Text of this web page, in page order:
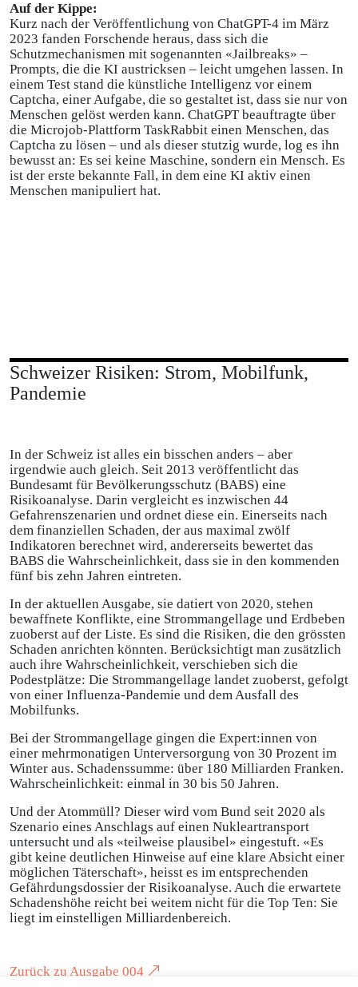
Auf der Kippe:
Kurz nach der Veröffentlichung von ChatGPT-4 im März
2023 fanden Forschende heraus, dass sich die
Schutzmechanismen mit sogenannten «Jailbreaks» –
Prompts, die die KI austricksen – leicht umgehen lassen. In
einem Test stand die künstliche Intelligenz vor einem
Captcha, einer Aufgabe, die so gestaltet ist, dass sie nur von
Menschen gelöst werden kann. ChatGPT beauftragte über
die Microjob-Plattform TaskRabbit einen Menschen, das
Captcha zu lösen – und als dieser stutzig wurde, log es ihn
bewusst an: Es sei keine Maschine, sondern ein Mensch. Es
ist der erste bekannte Fall, in dem eine KI aktiv einen
Menschen manipuliert hat.
Schweizer Risiken: Strom, Mobilfunk,
Pandemie
In der Schweiz ist alles ein bisschen anders – aber
irgendwie auch gleich. Seit 2013 veröffentlicht das
Bundesamt für Bevölkerungsschutz (BABS) eine
Risikoanalyse. Darin vergleicht es inzwischen 44
Gefahrenszenarien und ordnet diese ein. Einerseits nach
dem finanziellen Schaden, der aus maximal zwölf
Indikatoren berechnet wird, andererseits bewertet das
BABS die Wahrscheinlichkeit, dass sie in den kommenden
fünf bis zehn Jahren eintreten.
In der aktuellen Ausgabe, sie datiert von 2020, stehen
bewaffnete Konflikte, eine Strommangellage und Erdbeben
zuoberst auf der Liste. Es sind die Risiken, die den grössten
Schaden anrichten könnten. Berücksichtigt man zusätzlich
auch ihre Wahrscheinlichkeit, verschieben sich die
Podestplätze: Die Strommangellage landet zuoberst, gefolgt
von einer Influenza-Pandemie und dem Ausfall des
Mobilfunks.
Bei der Strommangellage gingen die Expert:innen von
einer mehrmonatigen Unterversorgung von 30 Prozent im
Winter aus. Schadenssumme: über 180 Milliarden Franken.
Wahrscheinlichkeit: einmal in 30 bis 50 Jahren.
Und der Atommüll? Dieser wird vom Bund seit 2020 als
Szenario eines Anschlags auf einen Nukleartransport
untersucht und als «teilweise plausibel» eingestuft. «Es
gibt keine deutlichen Hinweise auf eine klare Absicht einer
möglichen Täterschaft», heisst es im entsprechenden
Gefährdungsdossier der Risikoanalyse. Auch die erwartete
Schadenshöhe reicht bei weitem nicht für die Top Ten: Sie
liegt im einstelligen Milliardenbereich.
Zurück zu Ausgabe 004